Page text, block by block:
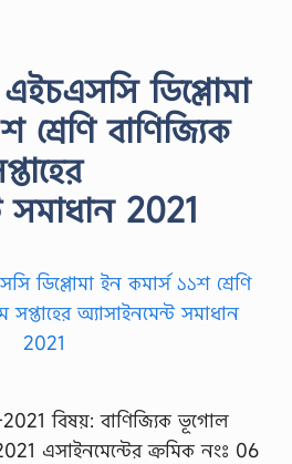
ডিপ্লোমা
শ্রেণি বাণিজ্যিক
সমাধান 2021
-2021 বিষয়: বাণিজ্যিক ভূগোল
এসাইনমেন্টের ক্রমিক নংঃ 06